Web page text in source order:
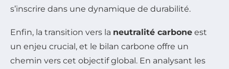
s’inscrire dans une dynamique de durabilité.
Enfin, la transition vers la neutralité carbone est
un enjeu crucial, et le bilan carbone offre un
chemin vers cet objectif global. En analysant les